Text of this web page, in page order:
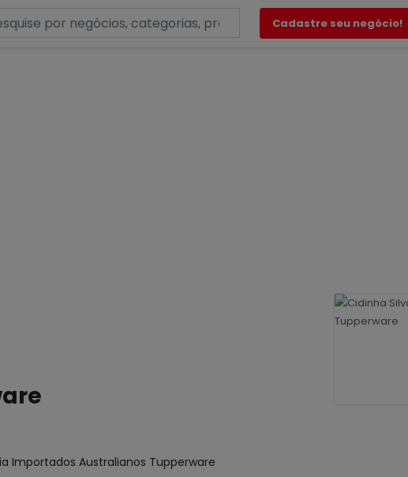
Cadastre seu negócio!
Importados Australianos Tupperware